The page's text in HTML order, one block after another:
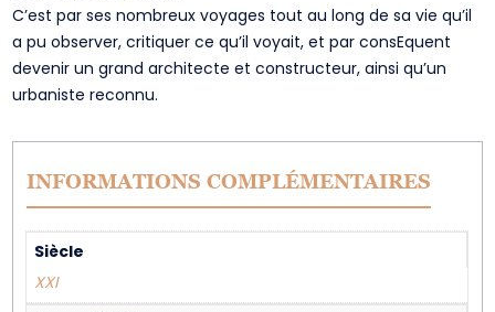
C’est par ses nombreux voyages tout au long de sa vie qu’il
a pu observer, critiquer ce qu’il voyait, et par consEquent
devenir un grand architecte et constructeur, ainsi qu’un
urbaniste reconnu.
INFORMATIONS COMPLÉMENTAIRES
Siècle
XXI